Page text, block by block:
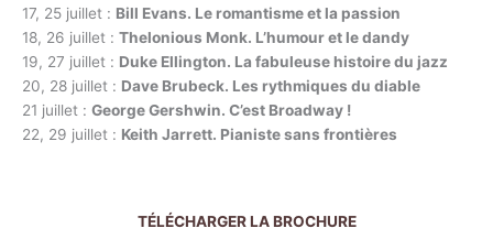
17, 25 juillet : Bill Evans. Le romantisme et la passion
18, 26 juillet : Thelonious Monk. L’humour et le dandy
19, 27 juillet : Duke Ellington. La fabuleuse histoire du jazz
20, 28 juillet : Dave Brubeck. Les rythmiques du diable
21 juillet : George Gershwin. C’est Broadway !
22, 29 juillet : Keith Jarrett. Pianiste sans frontières
TÉLÉCHARGER LA BROCHURE